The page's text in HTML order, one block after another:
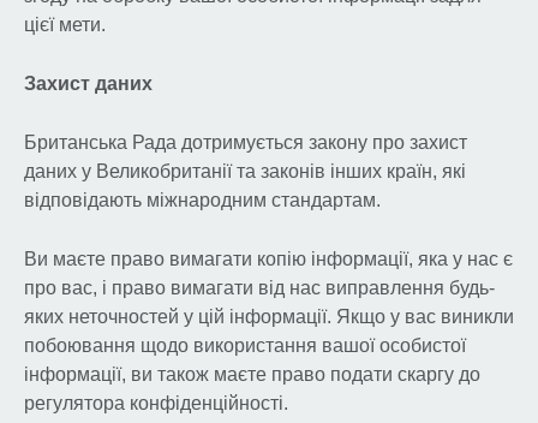
цієї мети.
Захист даних
Британська Рада дотримується закону про захист
даних у Великобританії та законів інших країн, які
відповідають міжнародним стандартам.
Ви маєте право вимагати копію інформації, яка у нас є
про вас, і право вимагати від нас виправлення будь-
яких неточностей у цій інформації. Якщо у вас виникли
побоювання щодо використання вашої особистої
інформації, ви також маєте право подати скаргу до
регулятора конфіденційності.